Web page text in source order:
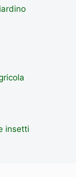
insetti